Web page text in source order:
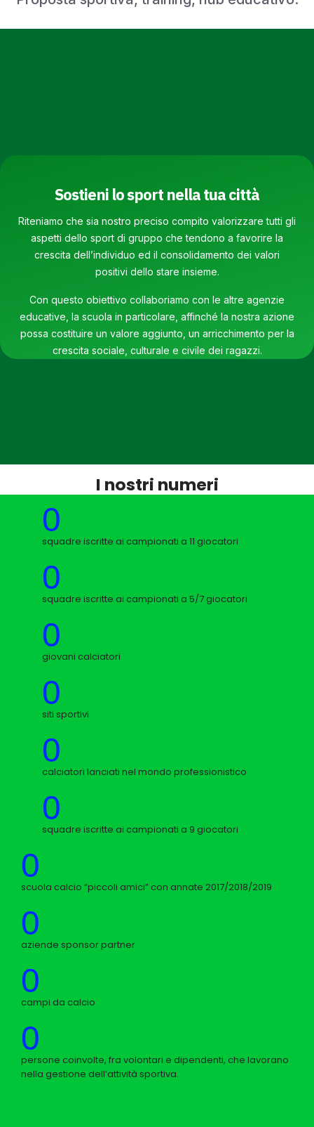
Sostieni lo sport nella tua città
Riteniamo che sia nostro preciso compito valorizzare tutti gli
aspetti dello sport di gruppo che tendono a favorire la
crescita dell’individuo ed il consolidamento dei valori
positivi dello stare insieme.
Con questo obiettivo collaboriamo con le altre agenzie
educative, la scuola in particolare, affinché la nostra azione
possa costituire un valore aggiunto, un arricchimento per la
crescita sociale, culturale e civile dei ragazzi.
I nostri numeri
0
squadre iscritte ai campionati a 11 giocatori
0
squadre iscritte ai campionati a 5/7 giocatori
0
giovani calciatori
0
siti sportivi
0
calciatori lanciati nel mondo professionistico
0
squadre iscritte ai campionati a 9 giocatori
0
scuola calcio “piccoli amici” con annate 2017/2018/2019
0
aziende sponsor partner
0
campi da calcio
0
persone coinvolte, fra volontari e dipendenti, che lavorano
nella gestione dell’attività sportiva.